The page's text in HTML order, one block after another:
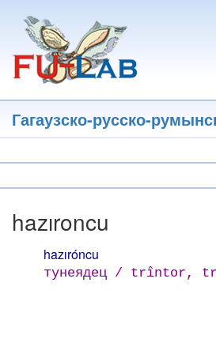
основному
содержанию
Гагаузско-русско-
hazıroncu
hazıróncu
тунеядец / trîntor,